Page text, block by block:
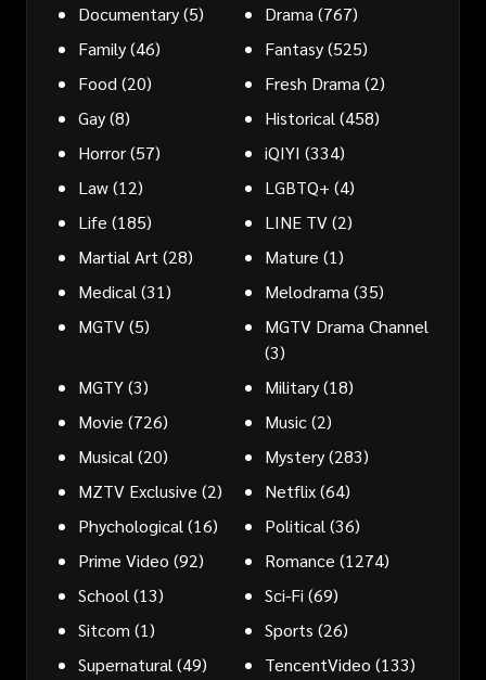
Documentary(5) Drama (767)
Family(46) Fantasy(525)
Food (20) Fresh Drama (2)
Gay(8) Historical (458)
Horror(57) iQIYI (334)
Law(12) LGBTQ+ (4)
Life (185) LINE TV(2)
Martial Art (28) Mature (1)
Medical (31) Melodrama (35)
MGTV(5)
MGTV Drama Channel
(3)
MGTY(3) Military(18)
Movie (726) Music(2)
Musical (20) Mystery(283)
MZTV Exclusive (2) Netflix(64)
Phychological (16) Political (36)
Prime Video (92) Romance (1274)
School (13) Sci-Fi (69)
Sitcom (1) Sports (26)
Supernatural (49) TencentVideo (133)